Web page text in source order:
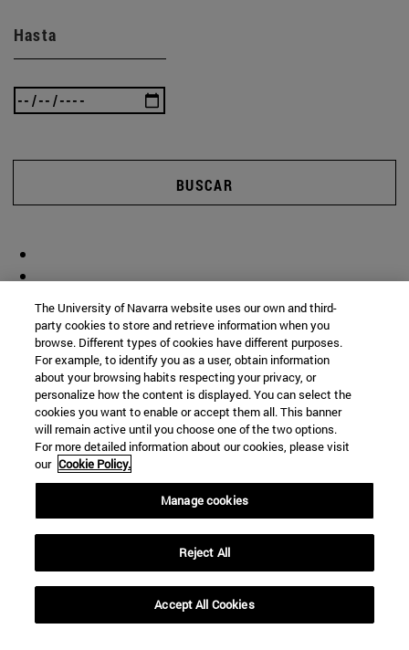
Hasta
BUSCAR
Accesos directos
The University of Navarra website uses our own and third-
party cookies to store and retrieve information when you
browse. Different types of cookies have different purposes.
For example, to identify you as a user, obtain information
about your browsing habits respecting your privacy, or
personalize how the content is displayed. You can select the
cookies you want to enable or accept them all. This banner
will remain active until you choose one of the two options.
For more detailed information about our cookies, please visit
our Cookie Policy.
Manage cookies
Reject All
Accept All Cookies